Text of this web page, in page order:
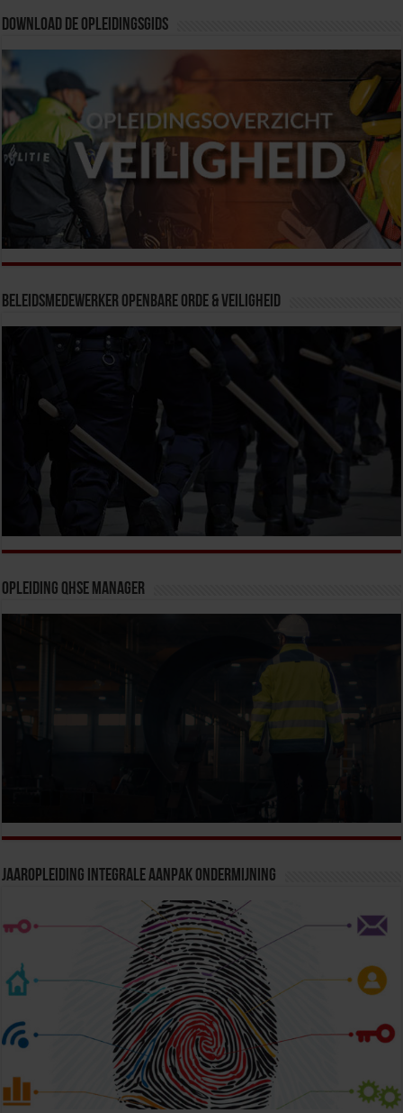
Download de opleidingsgids
Beleidsmedewerker Openbare Orde & Veiligheid
Opleiding QHSE Manager
Jaaropleiding Integrale Aanpak Ondermijning